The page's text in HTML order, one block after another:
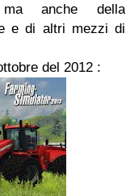
anche della
e di altri mezzi di
del 2012 :